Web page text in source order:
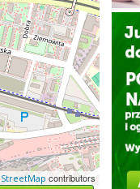
contributors